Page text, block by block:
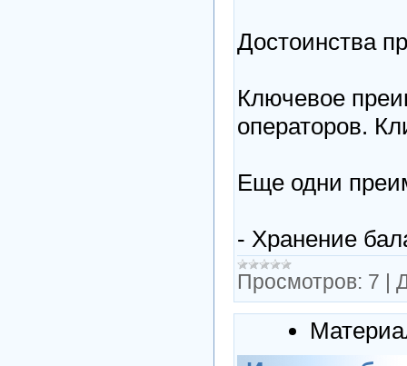
Достоинства
Ключевое
операторов.
Еще одни
- Хранение
Просмотров: 7 |